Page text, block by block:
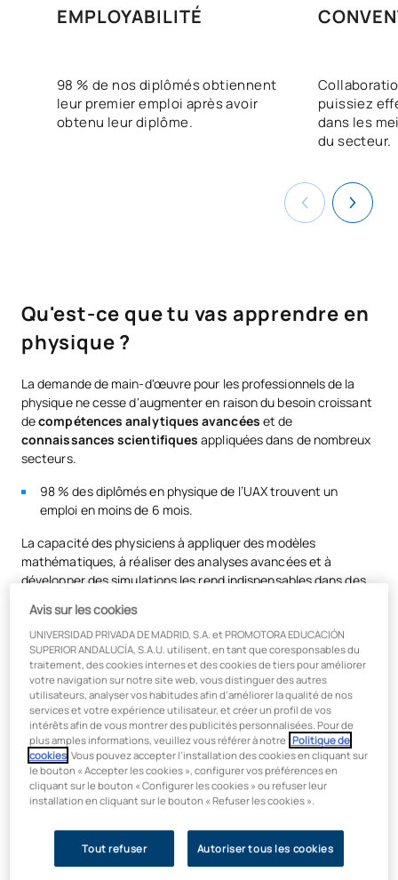
EMPLOYABILITÉ
98 % de nos diplômés obtiennent
leur premier emploi après avoir
obtenu leur diplôme.
puissiez
dans les
du secteur.
Qu'est-ce que tu vas apprendre en
physique ?
La demande de main-d'œuvre pour les professionnels de la
physique ne cesse d'augmenter en raison du besoin croissant
decompétences analytiques avancées et de
connaissances scientifiquesappliquées dans de nombreux
secteurs.
98 % des diplômés en physique de l’UAX trouvent un
emploi en moins de 6 mois.
La capacité des physiciens à appliquer des modèles
mathématiques, à réaliser des analyses avancées et à
développer des simulations les rend indispensables dans des
quantique, la robotique et la science des données.
Vous participerez àde véritables projets d’innovation
derecherche avec des entreprises, comme le
développement d’un jumeau virtuel en collaboration avec
Avanade by Microsoft.
Vous acquerrezdes compétences essentielles en
matière de commerce et de technologie, telles que la
programmation, la gestion des entreprises numériques ou
le big data.
d’effectuer des stages et des séjours sur des marchés
stratégiques mondiaux tels que l’Asie, l’Europe ou les
États-Unis.
Avis sur les cookies
UNIVERSIDAD PRIVADA DE MADRID, S.A. et PROMOTORA EDUCACIÓN
SUPERIOR ANDALUCÍA, S.A.U. utilisent, en tant que coresponsables du
traitement, des cookies internes et des cookies de tiers pour améliorer
votre navigation sur notre site web, vous distinguer des autres
utilisateurs, analyser vos habitudes afin d’améliorer la qualité de nos
services et votre expérience utilisateur, et créer un profil de vos
intérêts afin de vous montrer des publicités personnalisées. Pour de
plus amples informations, veuillez vous référer à notre Politique de
cookies . Vous pouvez accepter l’installation des cookies en cliquant sur
le bouton « Accepter les cookies », configurer vos préférences en
cliquant sur le bouton « Configurer les cookies » ou refuser leur
installation en cliquant sur le bouton « Refuser les cookies ».
Tout refuser Autoriser tous les cookies